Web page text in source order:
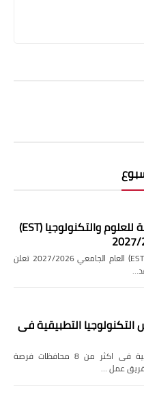
إعلان وظائف المصرية للعلوم والتكنولوجيا (EST)
إعلان وظائف المصرية للعلوم والتكنولوجيا (EST) العام الجامعي 2027/2026 تعلن
التطبيقية فى
وظائف خالية بمدارس التكنولوجيا التطبيقية فى اكثر من 8 محافظات فرصة
بفريق عمل …